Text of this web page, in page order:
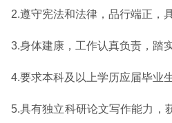
2.遵守宪法和法律，品行端正，
3.身体建康，工作认真负责，踏
4.要求本科及以上学历应届毕业
5.具有独立科研论文写作能力，